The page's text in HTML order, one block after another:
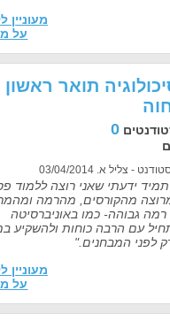
על
תואר ראשון
0
- צליל א. 03/04/2014
תמיד ידעתי שאני רוצה ללמוד
מהקורסים, מהרמה
רמה גבוהה- כמו באוניברסיטה
עם הרבה כוחות ולהשקיע
לפני המבחנים."
על